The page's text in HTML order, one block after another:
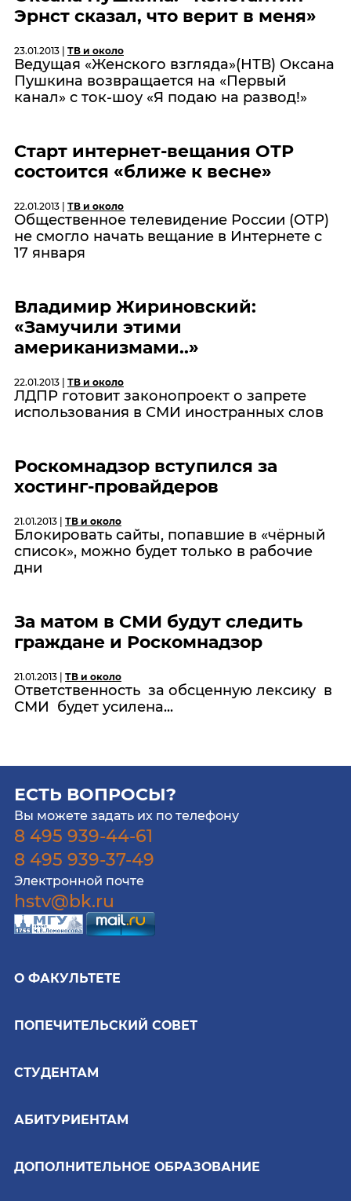
Эрнст сказал, что верит в меня»
23.01.2013 | ТВ и около
Ведущая «Женского взгляда»(НТВ) Оксана
Пушкина возвращается на «Первый
канал» с ток-шоу «Я подаю на развод!»
Старт интернет-вещания ОТР
состоится «ближе к весне»
22.01.2013 | ТВ и около
Общественное телевидение России (ОТР)
не смогло начать вещание в Интернете с
17 января
Владимир Жириновский:
«Замучили этими
американизмами..»
22.01.2013 | ТВ и около
ЛДПР готовит законопроект о запрете
использования в СМИ иностранных слов
Роскомнадзор вступился за
хостинг-провайдеров
21.01.2013 | ТВ и около
Блокировать сайты, попавшие в «чёрный
список», можно будет только в рабочие
дни
За матом в СМИ будут следить
граждане и Роскомнадзор
21.01.2013 | ТВ и около
Ответственность за обсценную лексику в
СМИ будет усилена...
ЕСТЬ ВОПРОСЫ?
Вы можете задать их по телефону
8 495 939-44-61
8 495 939-37-49
Электронной почте
hstv@bk.ru
О ФАКУЛЬТЕТЕ
ПОПЕЧИТЕЛЬСКИЙ СОВЕТ
СТУДЕНТАМ
АБИТУРИЕНТАМ
ДОПОЛНИТЕЛЬНОЕ ОБРАЗОВАНИЕ